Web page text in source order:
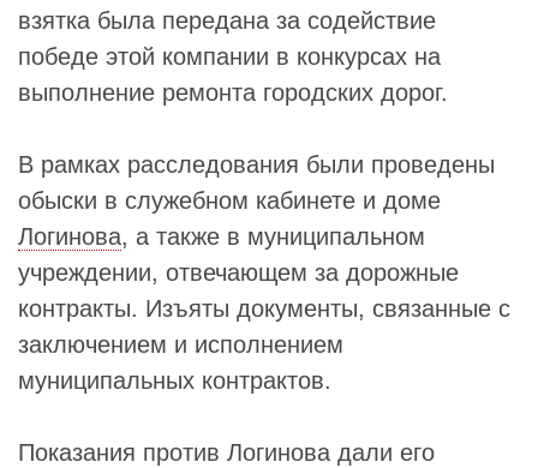
взятка была передана за содействие
победе этой компании в конкурсах на
выполнение ремонта городских дорог.
В рамках расследования были проведены
обыски в служебном кабинете и доме
Логинова, а также в муниципальном
учреждении, отвечающем за дорожные
контракты. Изъяты документы, связанные с
заключением и исполнением
муниципальных контрактов.
Показания против Логинова дали его